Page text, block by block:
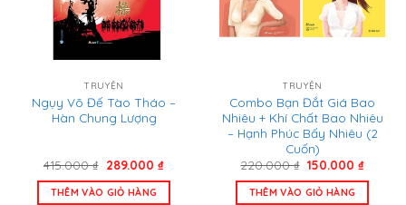
TRUYỆN
Ngụy Võ Đế Tào Tháo –
Hàn Chung Lượng
415.000₫ Giá
là:
415.000 ₫.
289.000 ₫Giá
tại
THÊM VÀO GIỎ HÀNG
TRUYỆN
Combo Bạn Đắt Giá Bao
Nhiêu + Khí Chất Bao Nhiêu
– Hạnh Phúc Bấy Nhiêu (2
Cuốn)
220.000₫ Giá
là:
220.000 ₫.
150.000 ₫Giá
tại
THÊM VÀO GIỎ HÀNG